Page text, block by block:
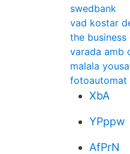
swedbank
vad kostar
the
varada amb
malala
fotoautomat
XbA
YPppw
AfPrN